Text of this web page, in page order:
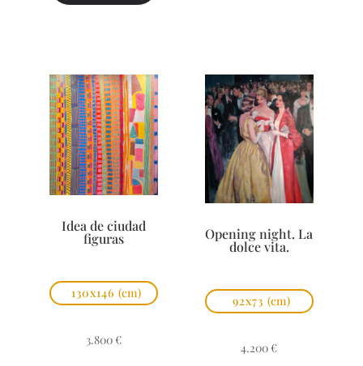
Idea de ciudad
figuras
130x146 (cm)
3.800 €
Opening night. La
dolce vita.
92x73 (cm)
4.200 €